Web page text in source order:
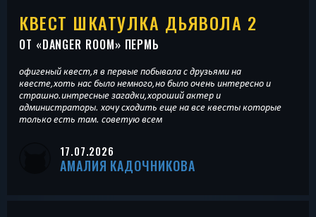
КВЕСТ ШКАТУЛКА ДЬЯВОЛА 2
ОТ «DANGER ROOM» ПЕРМЬ
офигеный квест,я в первые побывала с друзьями на
квесте,хоть нас было немного,но было очень интересно и
страшно.интресные загадки,хороший актер и
администраторы. хочу сходить еще на все квесты которые
только есть там. советую всем
17.07.2026
АМАЛИЯ КАДОЧНИКОВА